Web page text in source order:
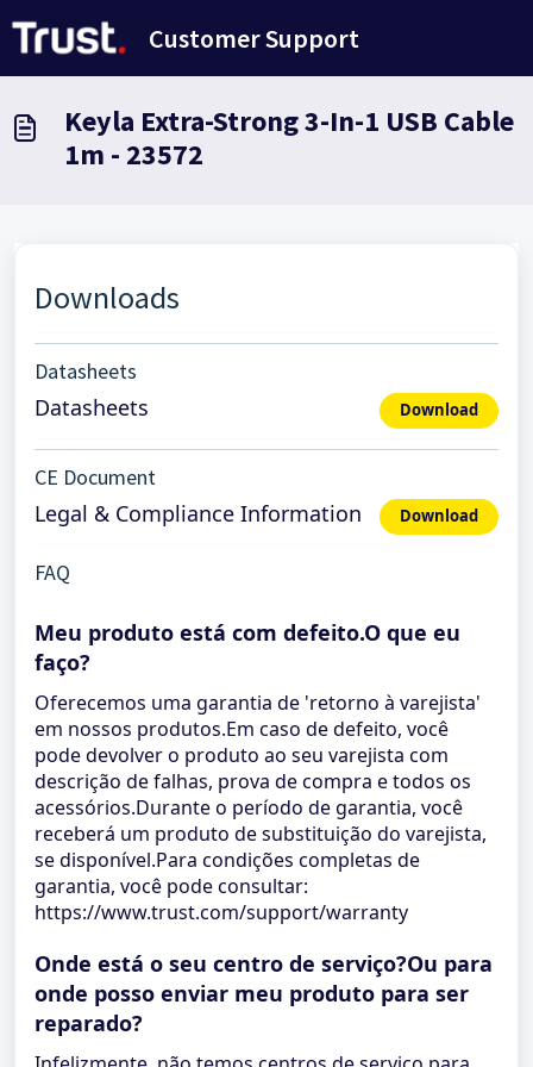
Customer Support
Keyla Extra-Strong 3-In-1 USB Cable
1m - 23572
Downloads
Datasheets
Datasheets Download
CE Document
Legal & Compliance Information Download
FAQ
Meu produto está com defeito.O que eu
faço?
Oferecemos uma garantia de 'retorno à varejista'
em nossos produtos.Em caso de defeito, você
pode devolver o produto ao seu varejista com
descrição de falhas, prova de compra e todos os
acessórios.Durante o período de garantia, você
receberá um produto de substituição do varejista,
se disponível.Para condições completas de
garantia, você pode consultar:
https://www.trust.com/support/warranty
Onde está o seu centro de serviço?Ou para
onde posso enviar meu produto para ser
reparado?